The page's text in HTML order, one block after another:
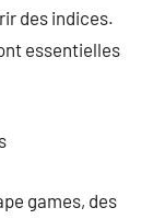
des indices.
essentielles
games, des